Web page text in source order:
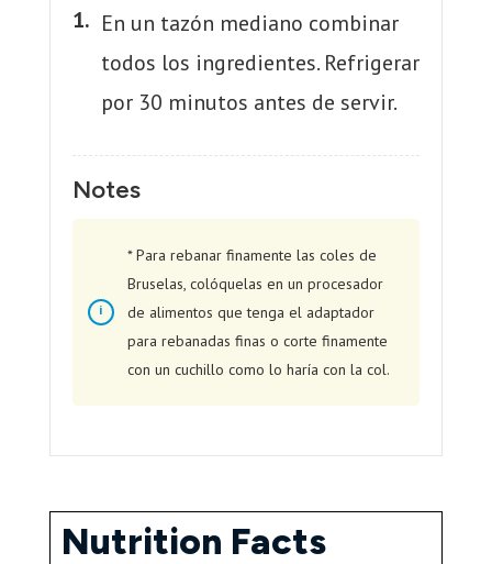
En un tazón mediano combinar
todos los ingredientes. Refrigerar
por 30 minutos antes de servir.
Notes
* Para rebanar finamente las coles de
Bruselas, colóquelas en un procesador
de alimentos que tenga el adaptador
para rebanadas finas o corte finamente
con un cuchillo como lo haría con la col.
Nutrition Facts